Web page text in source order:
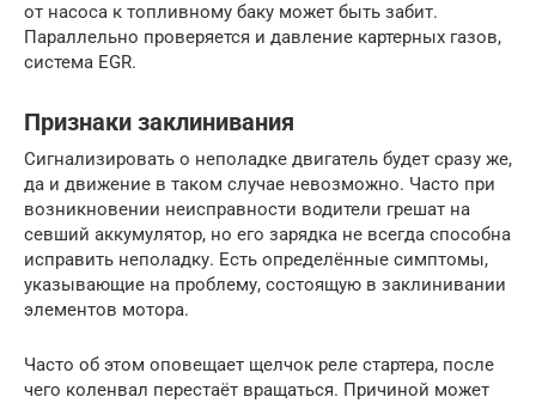
от насоса к топливному баку может быть забит.
Параллельно проверяется и давление картерных газов,
система EGR.
Признаки заклинивания
Сигнализировать о неполадке двигатель будет сразу же,
да и движение в таком случае невозможно. Часто при
возникновении неисправности водители грешат на
севший аккумулятор, но его зарядка не всегда способна
исправить неполадку. Есть определённые симптомы,
указывающие на проблему, состоящую в заклинивании
элементов мотора.
Часто об этом оповещает щелчок реле стартера, после
чего коленвал перестаёт вращаться. Причиной может